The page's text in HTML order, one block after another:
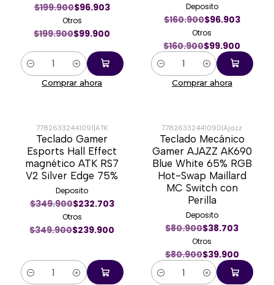
$199.900$96.903
Otros
$199.900$99.900
Cantidad
Comprar ahora
Deposito
$160.900$96.903
Otros
$160.900$99.900
Cantidad
Comprar ahora
-31%
77826332441091|ATK
Teclado Gamer
Esports Hall Effect
magnético ATK RS7
V2 Silver Edge 75%
Deposito
$349.900$232.703
Otros
$349.900$239.900
Cantidad
-51%
77826332441090|Ajazz
Teclado Mecánico
Gamer AJAZZ AK690
Blue White 65% RGB
Hot-Swap Maillard
MC Switch con
Perilla
Deposito
$80.900$38.703
Otros
$80.900$39.900
Cantidad